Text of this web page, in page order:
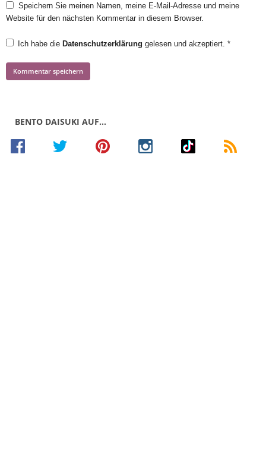
Speichern Sie meinen Namen, meine E-Mail-Adresse und meine
Website für den nächsten Kommentar in diesem Browser.
Ich habe die Datenschutzerklärung gelesen und akzeptiert. *
BENTO DAISUKI AUF…